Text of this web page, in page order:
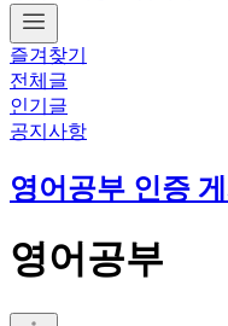
즐겨찾기
전체글
인기글
공지사항
영어공부 인증
영어공부